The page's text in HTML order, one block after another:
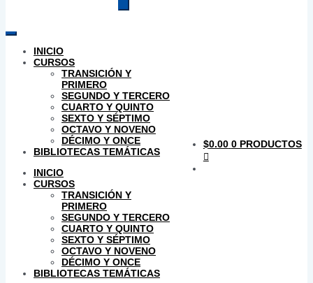
productos
INICIO
CURSOS
TRANSICIÓN Y
PRIMERO
SEGUNDO Y TERCERO
CUARTO Y QUINTO
SEXTO Y SÉPTIMO
OCTAVO Y NOVENO
DÉCIMO Y ONCE
BIBLIOTECAS TEMÁTICAS
INICIO
CURSOS
TRANSICIÓN Y
PRIMERO
SEGUNDO Y TERCERO
CUARTO Y QUINTO
SEXTO Y SÉPTIMO
OCTAVO Y NOVENO
DÉCIMO Y ONCE
BIBLIOTECAS TEMÁTICAS
$0.00 0 PRODUCTOS